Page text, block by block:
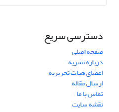
دسترسی سریع
صفحه اصلی
درباره نشریه
اعضای هیات تحریریه
ارسال مقاله
تماس با ما
نقشه سایت